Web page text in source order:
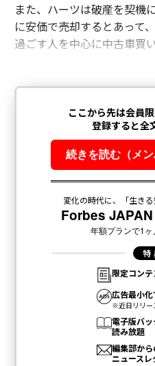
また、ハーツは破産を契機
に安価で売却するとあって
過ごす人を中心に中古車買